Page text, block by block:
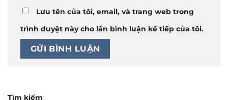
Lưu tên của tôi, email, và trang web trong
trình duyệt này cho lần bình luận kế tiếp của tôi.
Tìm kiếm